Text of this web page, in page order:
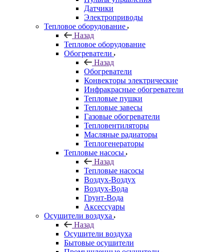
Датчики
Электроприводы
Тепловое оборудование
Назад
Тепловое оборудование
Обогреватели
Назад
Обогреватели
Конвекторы электрические
Инфракрасные обогреватели
Тепловые пушки
Тепловые завесы
Газовые обогреватели
Тепловентиляторы
Масляные радиаторы
Теплогенераторы
Тепловые насосы
Назад
Тепловые насосы
Воздух-Воздух
Воздух-Вода
Грунт-Вода
Аксессуары
Осушители воздуха
Назад
Осушители воздуха
Бытовые осушители